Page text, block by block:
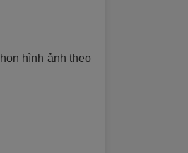
hình ảnh theo